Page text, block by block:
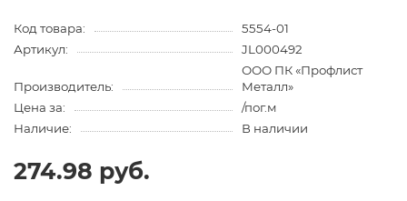
Код товара:
5554-01
Артикул:
JL000492
Производитель:
ООО ПК «Профлист
Металл»
Цена за:
/пог.м
Наличие:
В наличии
274.98 руб.